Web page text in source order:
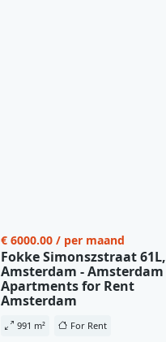
€ 6000.00 / per maand
Fokke Simonszstraat 61L,
Amsterdam - Amsterdam
Apartments for Rent
Amsterdam
991 m² For Rent